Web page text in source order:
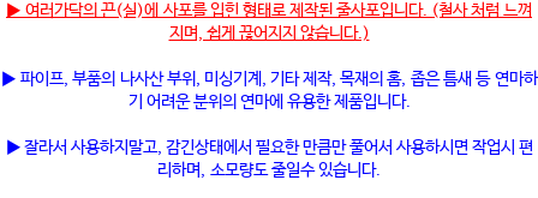
▶ 여러가닥의 끈(실)에 사포를 입힌 형태로 제작된 줄사포입니다. (철사 처럼 느껴
지며, 쉽게 끊어지지 않습니다.)
▶ 파이프, 부품의 나사산 부위, 미싱기계, 기타 제작, 목재의 홈, 좁은 틈새 등 연마하
기 어려운 분위의 연마에 유용한 제품입니다.
▶ 잘라서 사용하지말고, 감긴상태에서 필요한 만큼만 풀어서 사용하시면 작업시 편
리하며, 소모량도 줄일수 있습니다.